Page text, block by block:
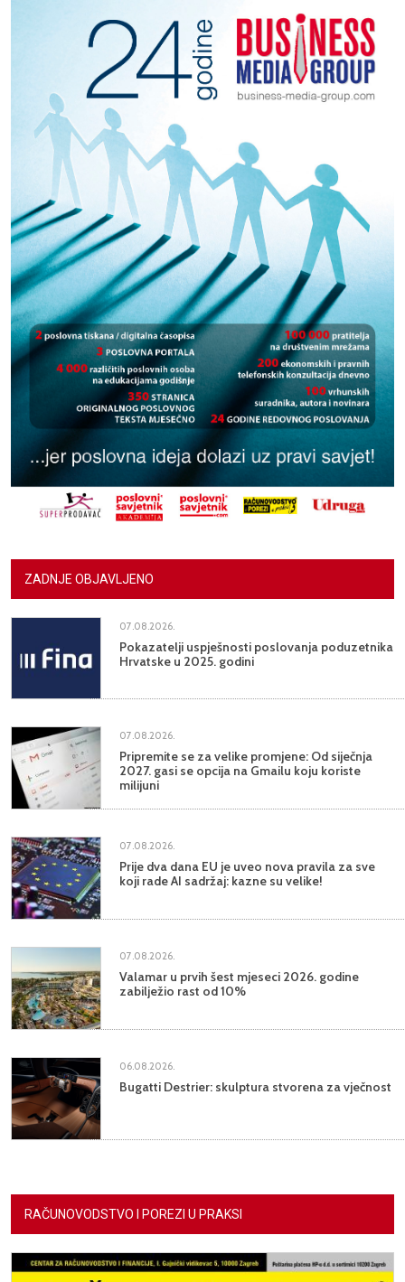
ZADNJE OBJAVLJENO
07.08.2026.
Pokazatelji uspješnosti poslovanja poduzetnika
Hrvatske u 2025. godini
07.08.2026.
Pripremite se za velike promjene: Od siječnja
2027. gasi se opcija na Gmailu koju koriste
milijuni
07.08.2026.
Prije dva dana EU je uveo nova pravila za sve
koji rade AI sadržaj: kazne su velike!
07.08.2026.
Valamar u prvih šest mjeseci 2026. godine
zabilježio rast od 10%
06.08.2026.
Bugatti Destrier: skulptura stvorena za vječnost
RAČUNOVODSTVO I POREZI U PRAKSI